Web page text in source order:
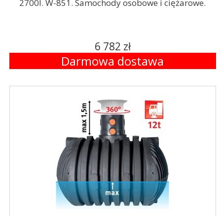
2700l. W-851. Samochody osobowe i ciężarowe.
6 782 zł
Darmowa dostawa